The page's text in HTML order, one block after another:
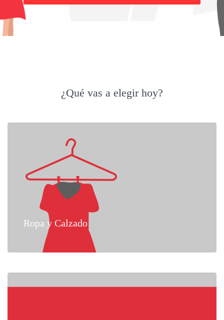
¿Qué vas a elegir hoy?
Ropa y Calzado